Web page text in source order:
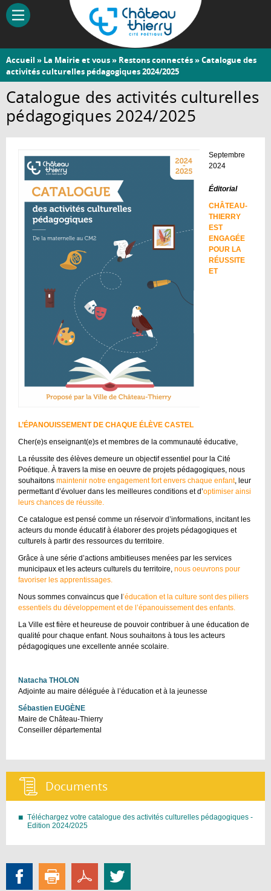
Aller
contenu
Château-
Thierry
Vous
êtes
ici
Accueil » La Mairie et vous» Restons connectés» Catalogue des
activités culturelles pédagogiques 2024/2025
Catalogue des activités culturelles
pédagogiques 2024/2025
Septembre
2024
Éditorial
CHÂTEAU-
THIERRY
EST
ENGAGÉE
POUR LA
RÉUSSITE
ET
L’ÉPANOUISSEMENT DE CHAQUE ÉLÈVE CASTEL
Cher(e)s enseignant(e)s et membres de la communauté éducative,
La réussite des élèves demeure un objectif essentiel pour la Cité
Poétique. À travers la mise en oeuvre de projets pédagogiques, nous
souhaitons maintenir notre engagement fort envers chaque enfant, leur
permettant d’évoluer dans les meilleures conditions et d’optimiser ainsi
leurs chances de réussite.
Ce catalogue est pensé comme un réservoir d’informations, incitant les
acteurs du monde éducatif à élaborer des projets pédagogiques et
culturels à partir des ressources du territoire.
Grâce à une série d’actions ambitieuses menées par les services
municipaux et les acteurs culturels du territoire, nous oeuvrons pour
favoriser les apprentissages.
Nous sommes convaincus que l’éducation et la culture sont des piliers
essentiels du développement et de l’épanouissement des enfants.
La Ville est fière et heureuse de pouvoir contribuer à une éducation de
qualité pour chaque enfant. Nous souhaitons à tous les acteurs
pédagogiques une excellente année scolaire.
Natacha THOLON
Adjointe au maire déléguée à l’éducation et à la jeunesse
Sébastien EUGÈNE
Maire de Château-Thierry
Conseiller départemental
Documents :
Téléchargez votre catalogue des activités culturelles pédagogiques -
Edition 2024/2025